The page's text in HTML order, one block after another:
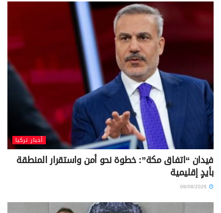
أخبار تركيا
فيدان “اتفاق مكة”: خطوة نحو أمن واستقرار المنطقة
بأيدٍ إقليمية